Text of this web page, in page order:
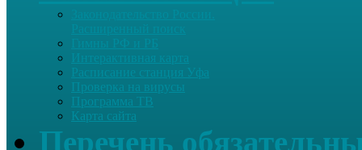
Гимны РФ и РБ
Интерактивная карта
Расписание станция Уфа
Проверка на вирусы
Программа ТВ
Карта сайта
Перечень